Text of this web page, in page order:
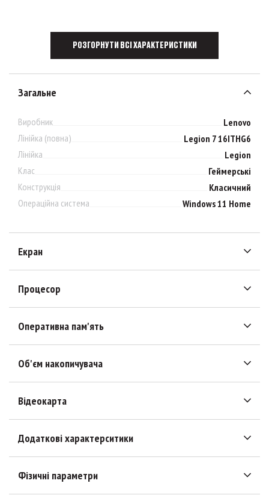
РОЗГОРНУТИ ВСІ ХАРАКТЕРИСТИКИ
Загальне
Виробник
Lenovo
Лінійка (повна)
Legion 7 16ITHG6
Лінійка
Legion
Клас
Геймерські
Конструкція
Класичний
Операційна система
Windows 11 Home
Екран
Процесор
Оперативна пам'ять
Об'єм накопичувача
Відеокарта
Додаткові характерситики
Фізичні параметри